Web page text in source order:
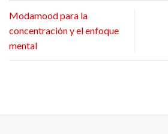
Modamood para la
concentración y el enfoque
mental